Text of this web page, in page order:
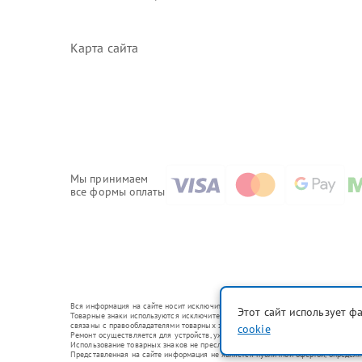
Карта сайта
Мы принимаем
все формы оплаты
Вся информация на сайте носит исключительно справочный характер.
Товарные знаки используются исключительно для описания устройств, в
связаны с правообладателями товарных знаков или их официальными
Ремонт осуществляется для устройств, уже введенных в гражданский оборот в
Использование товарных знаков не преследует цели индивидуализации услуг
Представленная на сайте информация не является публичной офертой,
Этот сайт использует
cookie